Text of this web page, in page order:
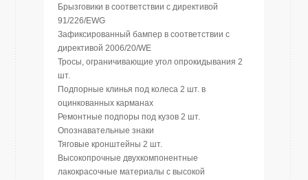
Брызговики в соответствии с директивой
91/226/EWG
Зафиксированный бампер в соответствии с
директивой 2006/20/WE
Тросы, ограничивающие угол опрокидывания 2
шт.
Подпорные клинья под колеса 2 шт. в
оцинкованных карманах
Ремонтные подпоры под кузов 2 шт.
Опознавательные знаки
Тяговые кронштейны 2 шт.
Высокопрочные двухкомпонентные
лакокрасочные материалы с высокой